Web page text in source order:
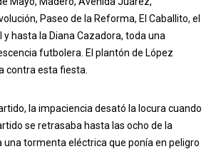
Paseo de la Reforma, El Caballito, el
y hasta la Diana Cazadora, toda una
futbolera. El plantón de López
contra esta fiesta.
la impaciencia desató la locura cuando
se retrasaba hasta las ocho de la
una tormenta eléctrica que ponía en peligro